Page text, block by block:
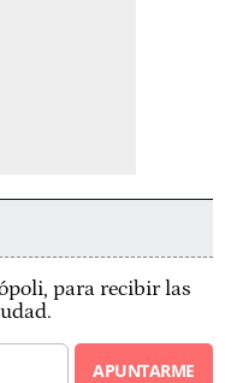
para recibir las
APUNTARME